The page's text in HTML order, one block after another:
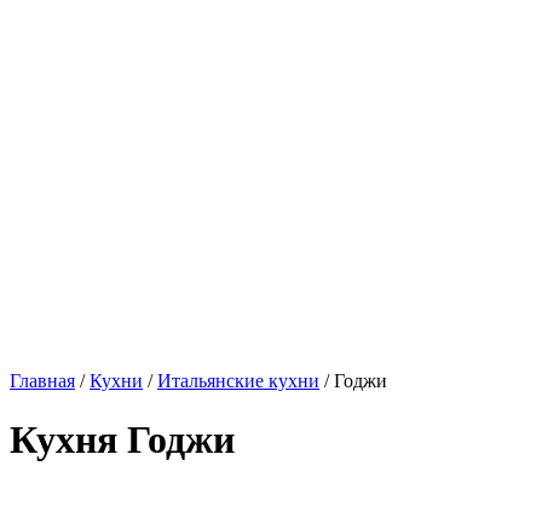
Главная /Кухни /Итальянские кухни / Годжи
Кухня Годжи